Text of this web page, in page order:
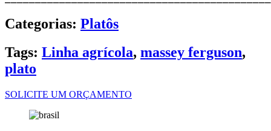
Categorias: Platôs
Tags: Linha agrícola, massey ferguson,
plato
SOLICITE UM ORÇAMENTO